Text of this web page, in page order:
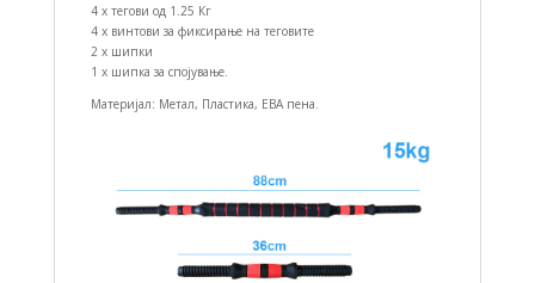
4 x тегови од 1.25 Кг
4 x винтови за фиксирање на теговите
2 x шипки
1 x шипка за спојување.
Материјал: Метал, Пластика, ЕВА пена.